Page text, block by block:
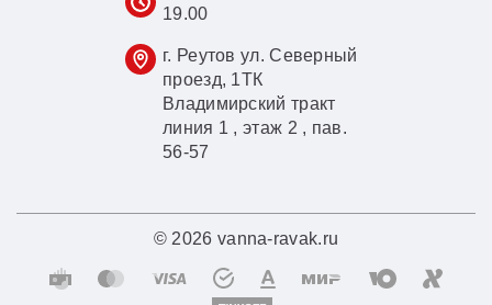
19.00
г. Реутов ул. Северный
проезд, 1ТК
Владимирский тракт
линия 1 , этаж 2 , пав.
56-57
© 2026 vanna-ravak.ru